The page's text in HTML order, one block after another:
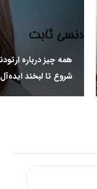
همه چیز درباره
شروع تا لبخند ایده‌آل